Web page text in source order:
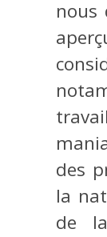
nous
des
la
de